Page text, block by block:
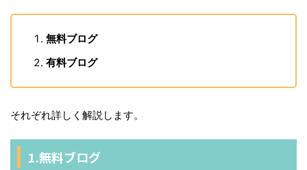
無料ブログ
有料ブログ
それぞれ詳しく解説します。
1.無料ブログ